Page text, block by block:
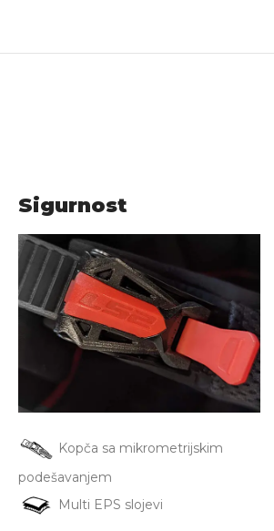
Sigurnost
Kopča sa mikrometrijskim
podešavanjem
Multi EPS slojevi